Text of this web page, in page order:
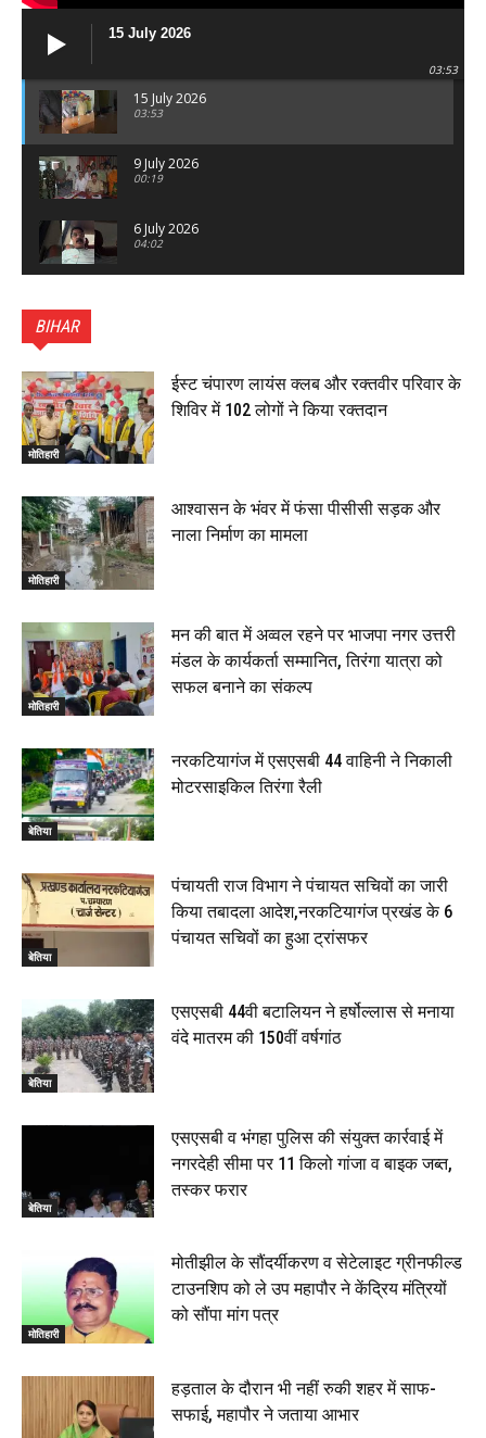
15 July 2026
03:53
15 July 2026
03:53
9 July 2026
00:19
6 July 2026
04:02
का भव्य पथ संचलन, 5 July 2026
00:22
बेतिया : मझौलिया में 1.24 क्विंटल गांजा के साथ बोलेरो ज़ब्त, दो
तस्कर गिरफ्तार, 4 July 2026
00:39
00:33
रक्सौल : सुरक्षा जॉंच को सोना-चांदी दुकानों का एसडीपीओ और
थानाध्यक्ष ने किया निरीक्षण, 19 June 2026
बेतिया में सगे भाई ने मां के साथ मिलकर की भाई की हत्या, शव
जलाया, दोनों गिरफ्तार, 14 June 2026
00:12
मोतिहारी। NDA सरकार, 12 साल विश्वास के, मीडिया संवाद में
सांसद रधामोहन सिंह, 13 June 2026
02:19
BIHAR
मोतिहारी
ईस्ट चंपारण लायंस क्लब और रक्तवीर परिवार के
शिविर में 102 लोगों ने किया रक्तदान
मोतिहारी
आश्वासन के भंवर में फंसा पीसीसी सड़क और
नाला निर्माण का मामला
मोतिहारी
मन की बात में अव्वल रहने पर भाजपा नगर उत्तरी
मंडल के कार्यकर्ता सम्मानित, तिरंगा यात्रा को
सफल बनाने का संकल्प
बेतिया
नरकटियागंज में एसएसबी 44 वाहिनी ने निकाली
मोटरसाइकिल तिरंगा रैली
बेतिया
पंचायती राज विभाग ने पंचायत सचिवों का जारी
किया तबादला आदेश,नरकटियागंज प्रखंड के 6
पंचायत सचिवों का हुआ ट्रांसफर
बेतिया
एसएसबी 44वी बटालियन ने हर्षोल्लास से मनाया
वंदे मातरम की 150वीं वर्षगांठ
बेतिया
एसएसबी व भंगहा पुलिस की संयुक्त कार्रवाई में
नगरदेही सीमा पर 11 किलो गांजा व बाइक जब्त,
तस्कर फरार
मोतिहारी
मोतीझील के सौंदर्यीकरण व सेटेलाइट ग्रीनफील्ड
टाउनशिप को ले उप महापौर ने केंद्रिय मंत्रियों
को सौंपा मांग पत्र
हड़ताल के दौरान भी नहीं रुकी शहर में साफ-
सफाई, महापौर ने जताया आभार